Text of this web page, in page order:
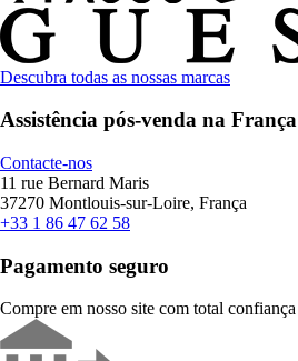
Descubra todas as nossas marcas
Assistência pós-venda na França
Contacte-nos
11 rue Bernard Maris
37270 Montlouis-sur-Loire, França
+33 1 86 47 62 58
Pagamento seguro
Compre em nosso site com total confiança